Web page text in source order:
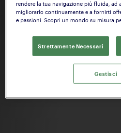
rendere la tua navigazione più fluida, ad
migliorarlo continuamente e a fornirti
e passioni. Scopri un mondo su misura
Strettamente Necessari
Gestisci